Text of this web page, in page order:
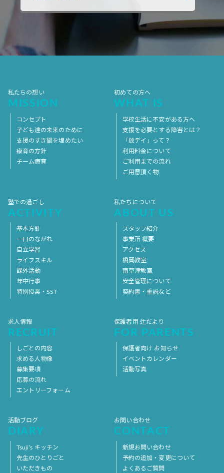
2017年10月 2017年9月 2017年8月
2017年5月
2017年4月
私たちの想い
MISSION
コンセプト
子ども達の未来のために
支援のすき間を埋めたい
療育の方針
チーム療育
初めての方へ
WHAT IS
学校生活に不安がある方へ
支援を必要とする障害とは？
「放デイ」って？
利用料金について
ご利用までの流れ
ご用意頂く物
塾での過ごし
ACTIVITY
基本方針
一日のながれ
自立学習
ライフスキル
課外活動
年中行事
特別授業・SST
私たちについて
ABOUT US
スタッフ紹介
事業所 概要
アクセス
橋岡教室
南草津教室
安全管理について
契約書・重説など
求人情報
RECRUIT
しごとの内容
求める人物像
募集要項
応募の流れ
エントリーフォーム
保護者用 辻だより
FOR PARENTS
保護者向け お知らせ
イベントカレンダー
活動写真
活動ブログ
DIARY
Tsuji’s キッチン
先生のひとりごと
いただきもの
お問い合わせ
CONTACT
新規お問い合わせ
予約の追加・変更について
よくあるご質問